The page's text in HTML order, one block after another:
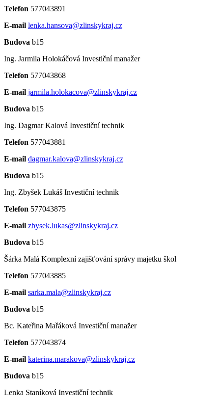
Telefon 577043891
E-mail lenka.hansova@zlinskykraj.cz
Budova b15
Ing. Jarmila Holokáčová Investiční manažer
Telefon 577043868
E-mail jarmila.holokacova@zlinskykraj.cz
Budova b15
Ing. Dagmar Kalová Investiční technik
Telefon 577043881
E-mail dagmar.kalova@zlinskykraj.cz
Budova b15
Ing. Zbyšek Lukáš Investiční technik
Telefon 577043875
E-mail zbysek.lukas@zlinskykraj.cz
Budova b15
Šárka Malá Komplexní zajišťování správy majetku škol
Telefon 577043885
E-mail sarka.mala@zlinskykraj.cz
Budova b15
Bc. Kateřina Mařáková Investiční manažer
Telefon 577043874
E-mail katerina.marakova@zlinskykraj.cz
Budova b15
Lenka Staníková Investiční technik